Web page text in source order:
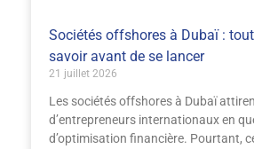
Sociétés offshores à Dubaï :
savoir avant de se lancer
21 juillet 2026
Les sociétés offshores à Dubaï
d’entrepreneurs internationaux en
d’optimisation financière. Pourtant,